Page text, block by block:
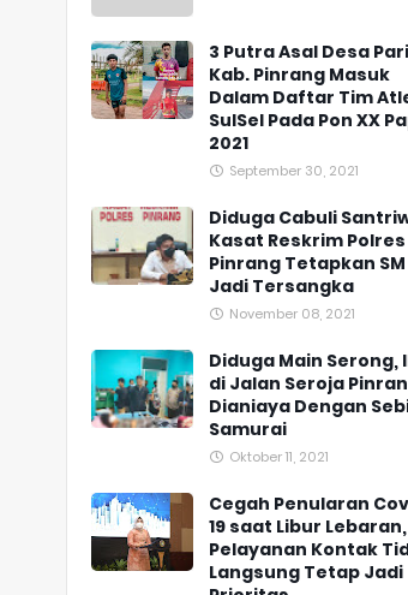
3 Putra Asal Desa
Kab. Pinrang Masuk
Dalam Daftar Tim
SulSel Pada Pon XX
2021
September 30, 2021
Diduga Cabuli
Kasat Reskrim Polres
Pinrang Tetapkan SM
Jadi Tersangka
November 08, 2021
Diduga Main Serong,
di Jalan Seroja
Dianiaya Dengan
Samurai
Oktober 11, 2021
Cegah Penularan
19 saat Libur Lebaran,
Pelayanan Kontak
Langsung Tetap Jadi